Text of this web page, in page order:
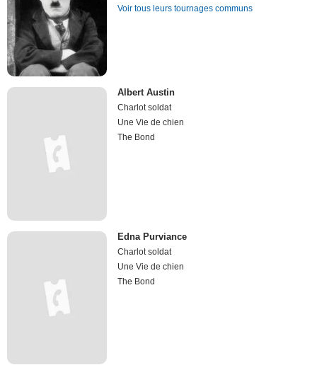
Voir tous leurs tournages communs
Albert Austin
Charlot soldat
Une Vie de chien
The Bond
Edna Purviance
Charlot soldat
Une Vie de chien
The Bond